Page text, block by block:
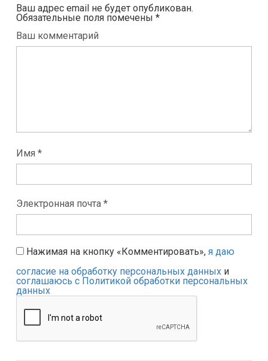
Ваш адрес email не будет опубликован.
Обязательные поля помечены *
Ваш комментарий
Имя *
Электронная почта *
Нажимая на кнопку «Комментировать», я даю
согласие на обработку персональных данных и
соглашаюсь с Политикой обработки персональных
данных